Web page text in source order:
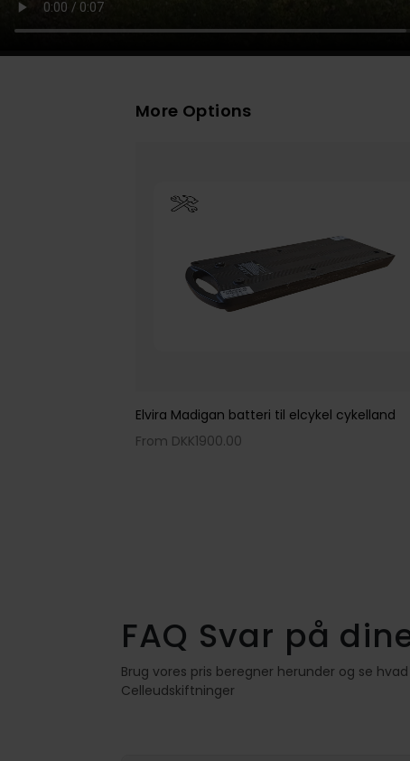
More Options
Learn More
Elvira Madigan batteri til elcykel cykelland
1900.00
FAQ Svar på
Brug vores pris beregner herunder og se
Celleudskiftninger